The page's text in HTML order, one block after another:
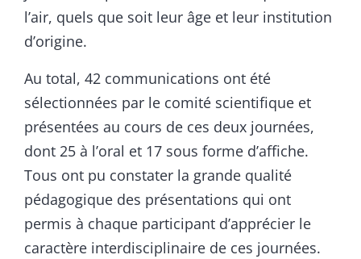
l’air, quels que soit leur âge et leur institution
d’origine.
Au total, 42 communications ont été
sélectionnées par le comité scientifique et
présentées au cours de ces deux journées,
dont 25 à l’oral et 17 sous forme d’affiche.
Tous ont pu constater la grande qualité
pédagogique des présentations qui ont
permis à chaque participant d’apprécier le
caractère interdisciplinaire de ces journées.